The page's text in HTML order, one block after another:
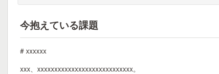
今抱えている課題
# xxxxxx
xxx、xxxxxxxxxxxxxxxxxxxxxxxxxxxx。